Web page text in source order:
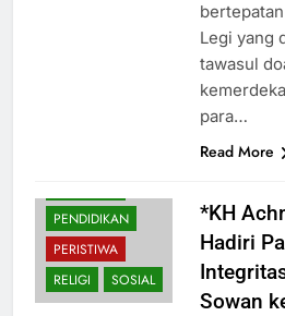
Legi yang
tawasul
para…
Read More
PENDIDIKAN
PERISTIWA
RELIGI
SOSIAL
*KH
Hadiri
Sowan